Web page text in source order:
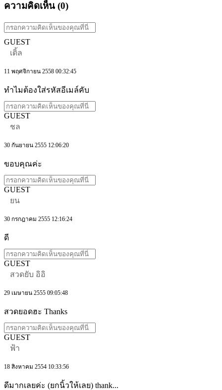
ความคิดเห็น (0)
GUEST
เติ้ล
11 พฤศจิกายน 2558 00:32:45
ทำไมต้องใส่รหัสอีเมล์คับ
GUEST
ชล
30 กันยายน 2555 12:06:20
ขอบคุณค่ะ
GUEST
ยน
30 กรกฎาคม 2555 12:16:24
ดี
GUEST
สวดยับ อิอิ
29 เมษายน 2555 09:05:48
สวดยอดฮะ Thanks
GUEST
ฟ้า
18 สิงหาคม 2554 10:33:56
ดีมากเลยค่ะ (ยกนิ้วให้เลย) thank...